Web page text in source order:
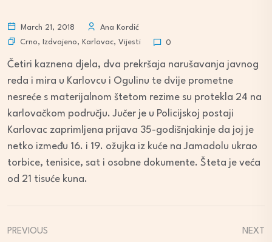
March 21, 2018
Ana Kordić
Crno, Izdvojeno, Karlovac, Vijesti 0
Četiri kaznena djela, dva prekršaja narušavanja javnog
reda i mira u Karlovcu i Ogulinu te dvije prometne
nesreće s materijalnom štetom rezime su protekla 24 na
karlovačkom području. Jučer je u Policijskoj postaji
Karlovac zaprimljena prijava 35-godišnjakinje da joj je
netko između 16. i 19. ožujka iz kuće na Jamadolu ukrao
torbice, tenisice, sat i osobne dokumente. Šteta je veća
od 21 tisuće kuna.
PREVIOUS
NEXT